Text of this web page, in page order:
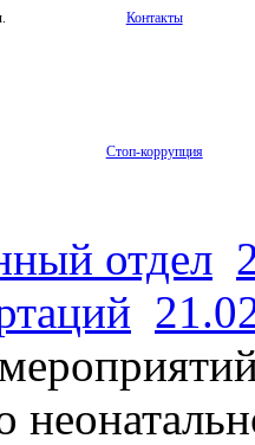
Контакты
Стоп-коррупция
отдел